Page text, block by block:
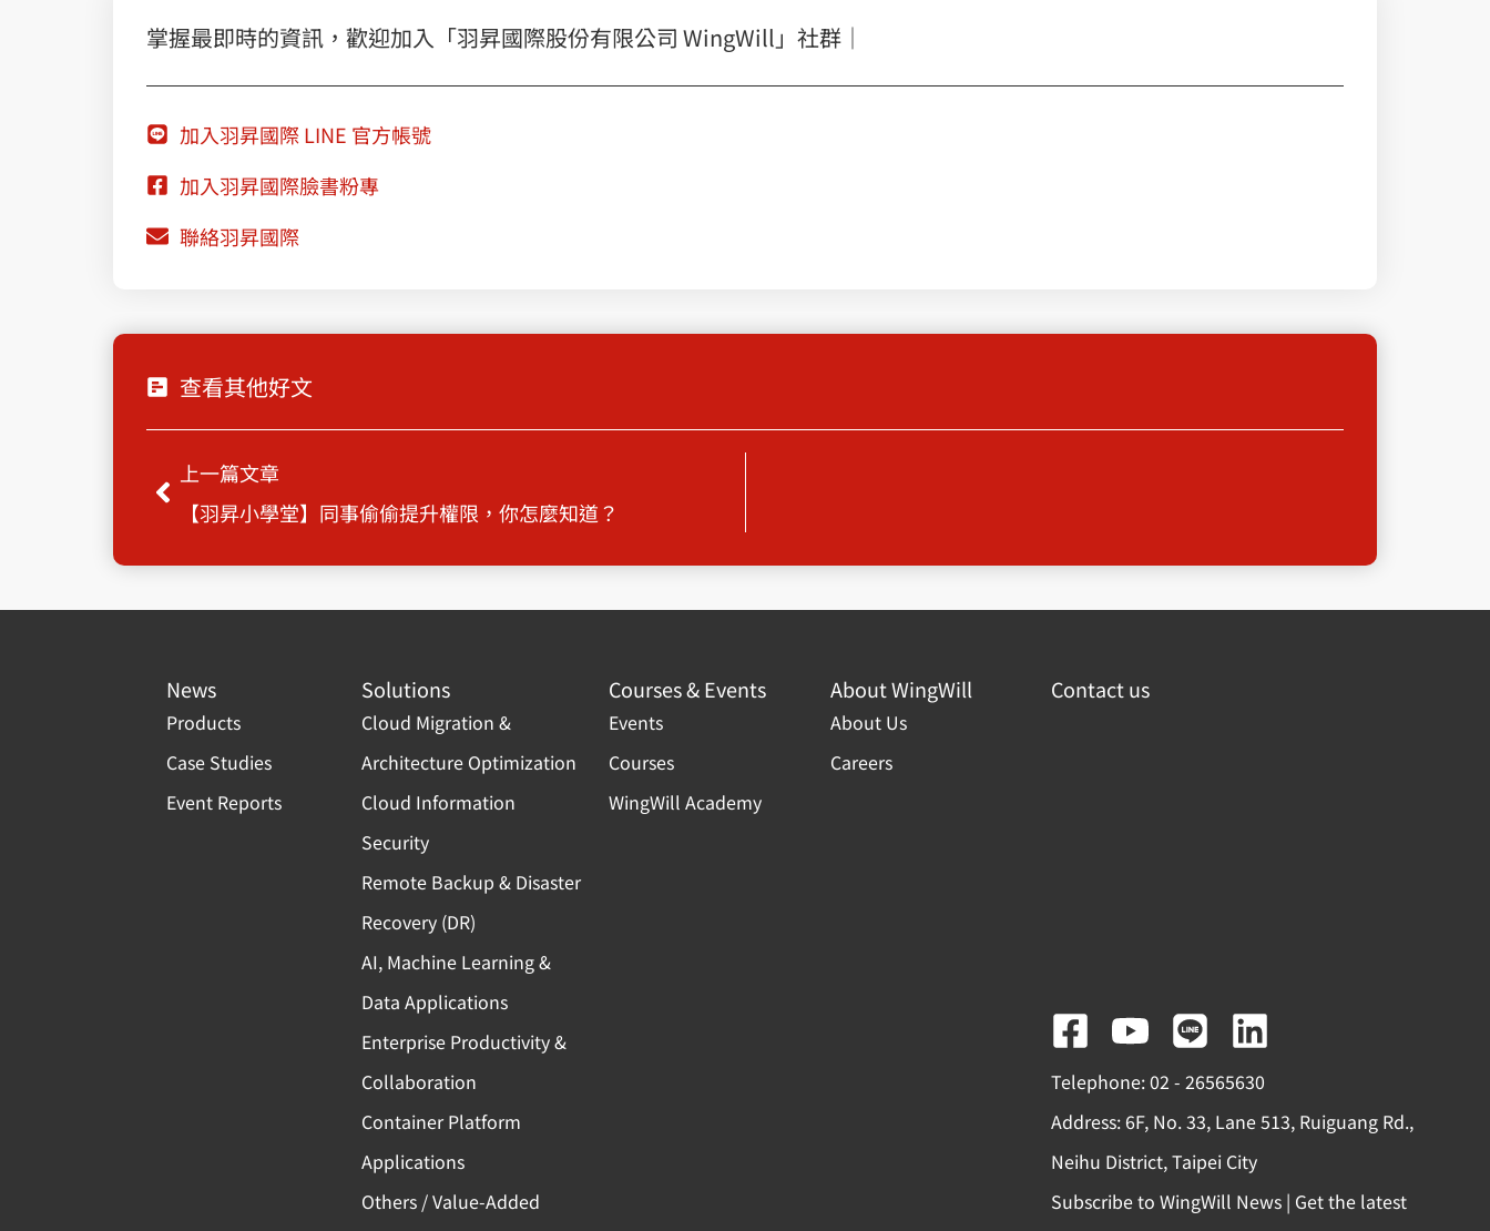
掌握最即時的資訊，歡迎加入「羽昇國際股份有限公司 WingWill」社群｜
加入羽昇國際 LINE 官方帳號
加入羽昇國際臉書粉專
聯絡羽昇國際
查看其他好文
Prev上一篇文章
【羽昇小學堂】同事偷偷提升權限，你怎麼知道？
News
Products
Case Studies
Event Reports
Solutions
Cloud Migration &
Architecture Optimization
Cloud Information
Security
Remote Backup & Disaster
Recovery (DR)
AI, Machine Learning &
Data Applications
Enterprise Productivity &
Collaboration
Container Platform
Applications
Others / Value-Added
Courses & Events
Events
Courses
WingWill Academy
About WingWill
About Us
Careers
Contact us
F
a
c
e
b
Y
o
u
t
u
L
i
n
e
L
i
n
k
e
Telephone: 02 - 26565630
Address: 6F, No. 33, Lane 513, Ruiguang Rd.,
Neihu District, Taipei City
Subscribe to WingWill News | Get the latest